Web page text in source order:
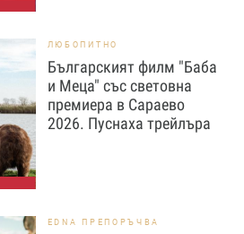
ЛЮБОПИТНО
Българският филм "Баба
и Меца" със световна
премиера в Сараево
2026. Пуснаха трейлъра
EDNA ПРЕПОРЪЧВА